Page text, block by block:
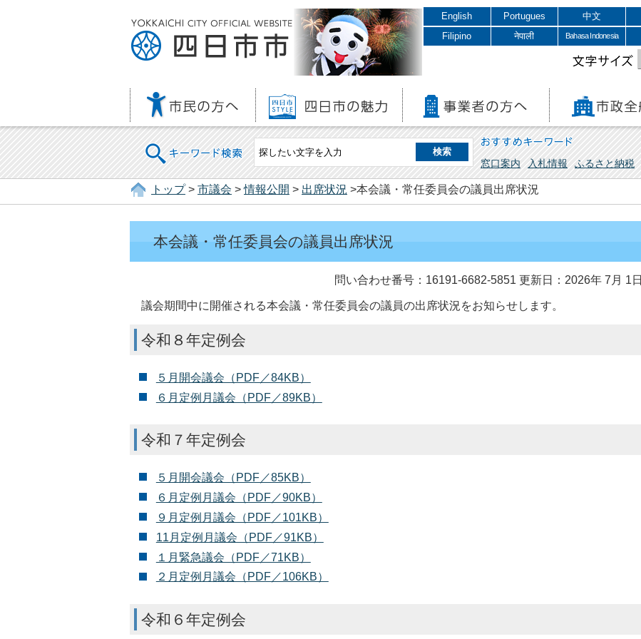
English Portugues 中文
Filipino
नेपाली Bahasa Indonesia
文字サイズ
キーワード検索 おすすめキーワード
窓口案内 入札情報 ふるさと納税
トップ> 市議会 >情報公開 > 出席状況 >本会議・常任委員会の議員出席状況
本会議・常任委員会の議員出席状況
問い合わせ番号：16191-6682-5851 更新日：2026年 7月 1日
議会期間中に開催される本会議・常任委員会の議員の出席状況をお知らせします。
令和８年定例会
５月開会議会（PDF／84KB）
６月定例月議会（PDF／89KB）
令和７年定例会
５月開会議会（PDF／85KB）
６月定例月議会（PDF／90KB）
９月定例月議会（PDF／101KB）
11月定例月議会（PDF／91KB）
１月緊急議会（PDF／71KB）
２月定例月議会（PDF／106KB）
令和６年定例会